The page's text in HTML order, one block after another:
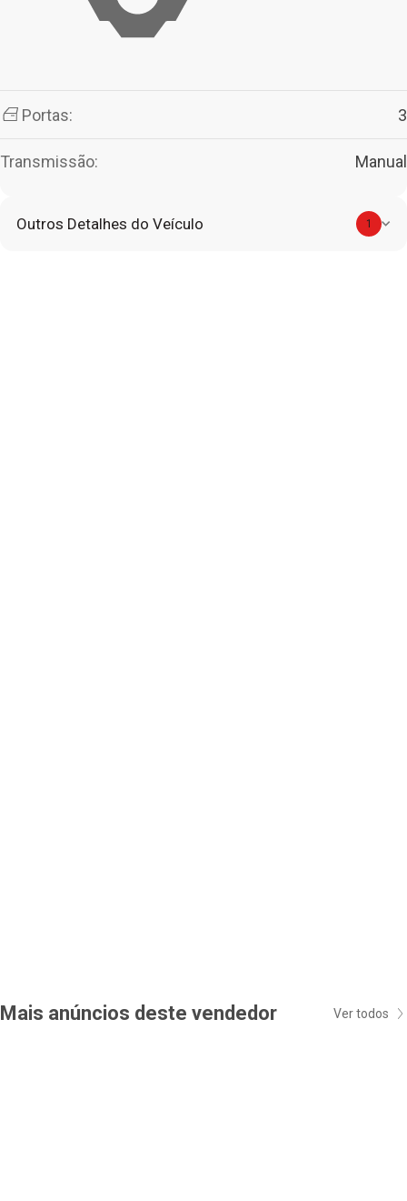
Portas: 3
Transmissão: Manual
Outros Detalhes do Veículo 1
Mais anúncios deste vendedor Ver todos